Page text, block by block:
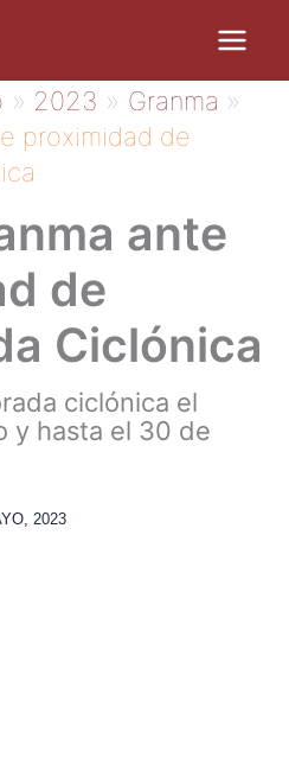
2023
Granma
proximidad de
ante
de
Ciclónica
ciclónica el
y hasta el 30 de
2023